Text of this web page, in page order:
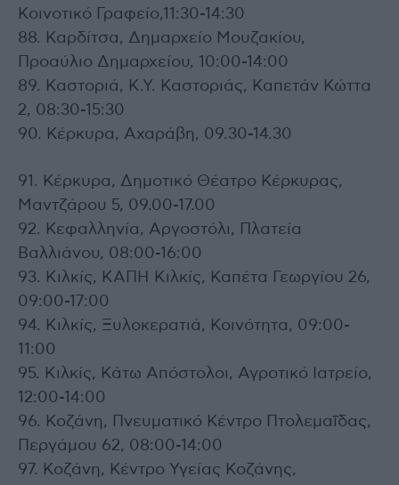
Κοινοτικό Γραφείο,11:30-14:30
88. Καρδίτσα, Δημαρχείο Μουζακίου,
Προαύλιο Δημαρχείου, 10:00-14:00
89. Καστοριά, Κ.Υ. Καστοριάς, Καπετάν Κώττα
2, 08:30-15:30
90. Κέρκυρα, Αχαράβη, 09.30-14.30
91. Κέρκυρα, Δημοτικό Θέατρο Κέρκυρας,
Μαντζάρου 5, 09.00-17.00
92. Κεφαλληνία, Αργοστόλι, Πλατεία
Βαλλιάνου, 08:00-16:00
93. Κιλκίς, ΚΑΠΗ Κιλκίς, Καπέτα Γεωργίου 26,
09:00-17:00
94. Κιλκίς, Ξυλοκερατιά, Κοινότητα, 09:00-
11:00
95. Κιλκίς, Κάτω Απόστολοι, Αγροτικό Ιατρείο,
12:00-14:00
96. Κοζάνη, Πνευματικό Κέντρο Πτολεμαΐδας,
Περγάμου 62, 08:00-14:00
97. Κοζάνη, Κέντρο Υγείας Κοζάνης,